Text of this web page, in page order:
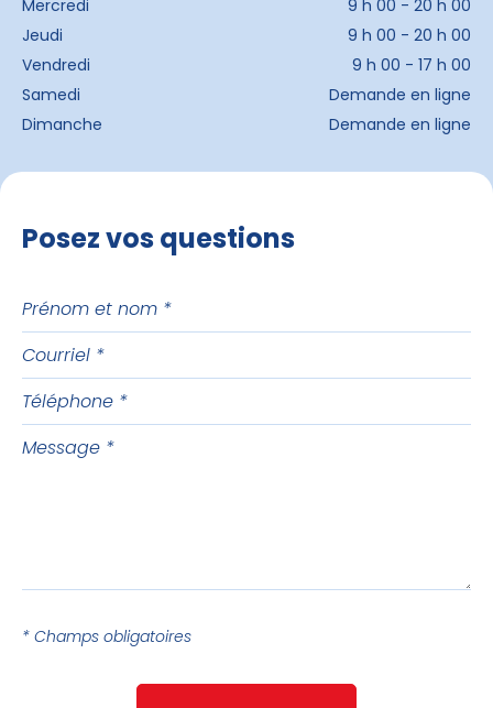
Mercredi
9 h 00 - 20 h 00
Jeudi
9 h 00 - 20 h 00
Vendredi
9 h 00 - 17 h 00
Samedi
Demande en ligne
Dimanche
Demande en ligne
Posez vos questions
Prénom
nom
Courriel
Téléphone
Message
* Champs obligatoires